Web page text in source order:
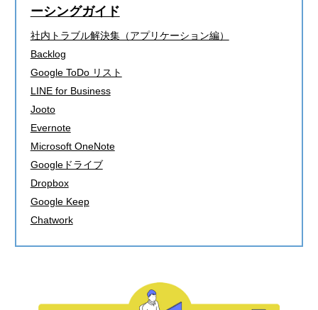
ーシングガイド
社内トラブル解決集（アプリケーション編）
Backlog
Google ToDo リスト
LINE for Business
Jooto
Evernote
Microsoft OneNote
Googleドライブ
Dropbox
Google Keep
Chatwork